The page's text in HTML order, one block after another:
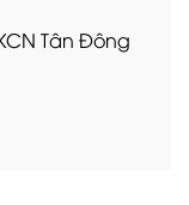
Tân Đông